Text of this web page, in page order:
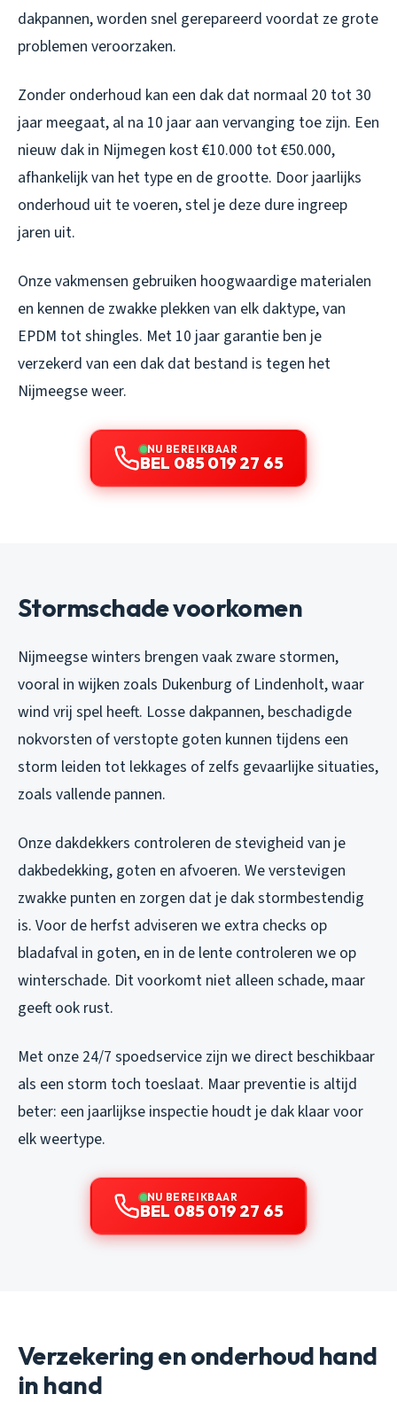
dakpannen, worden snel gerepareerd voordat ze grote
problemen veroorzaken.
Zonder onderhoud kan een dak dat normaal 20 tot 30
jaar meegaat, al na 10 jaar aan vervanging toe zijn. Een
nieuw dak in Nijmegen kost €10.000 tot €50.000,
afhankelijk van het type en de grootte. Door jaarlijks
onderhoud uit te voeren, stel je deze dure ingreep
jaren uit.
Onze vakmensen gebruiken hoogwaardige materialen
en kennen de zwakke plekken van elk daktype, van
EPDM tot shingles. Met 10 jaar garantie ben je
verzekerd van een dak dat bestand is tegen het
Nijmeegse weer.
NU BEREIKBAAR
BEL 085 019 27 65
Stormschade voorkomen
Nijmeegse winters brengen vaak zware stormen,
vooral in wijken zoals Dukenburg of Lindenholt, waar
wind vrij spel heeft. Losse dakpannen, beschadigde
nokvorsten of verstopte goten kunnen tijdens een
storm leiden tot lekkages of zelfs gevaarlijke situaties,
zoals vallende pannen.
Onze dakdekkers controleren de stevigheid van je
dakbedekking, goten en afvoeren. We verstevigen
zwakke punten en zorgen dat je dak stormbestendig
is. Voor de herfst adviseren we extra checks op
bladafval in goten, en in de lente controleren we op
winterschade. Dit voorkomt niet alleen schade, maar
geeft ook rust.
Met onze 24/7 spoedservice zijn we direct beschikbaar
als een storm toch toeslaat. Maar preventie is altijd
beter: een jaarlijkse inspectie houdt je dak klaar voor
elk weertype.
NU BEREIKBAAR
BEL 085 019 27 65
Verzekering en onderhoud hand
in hand